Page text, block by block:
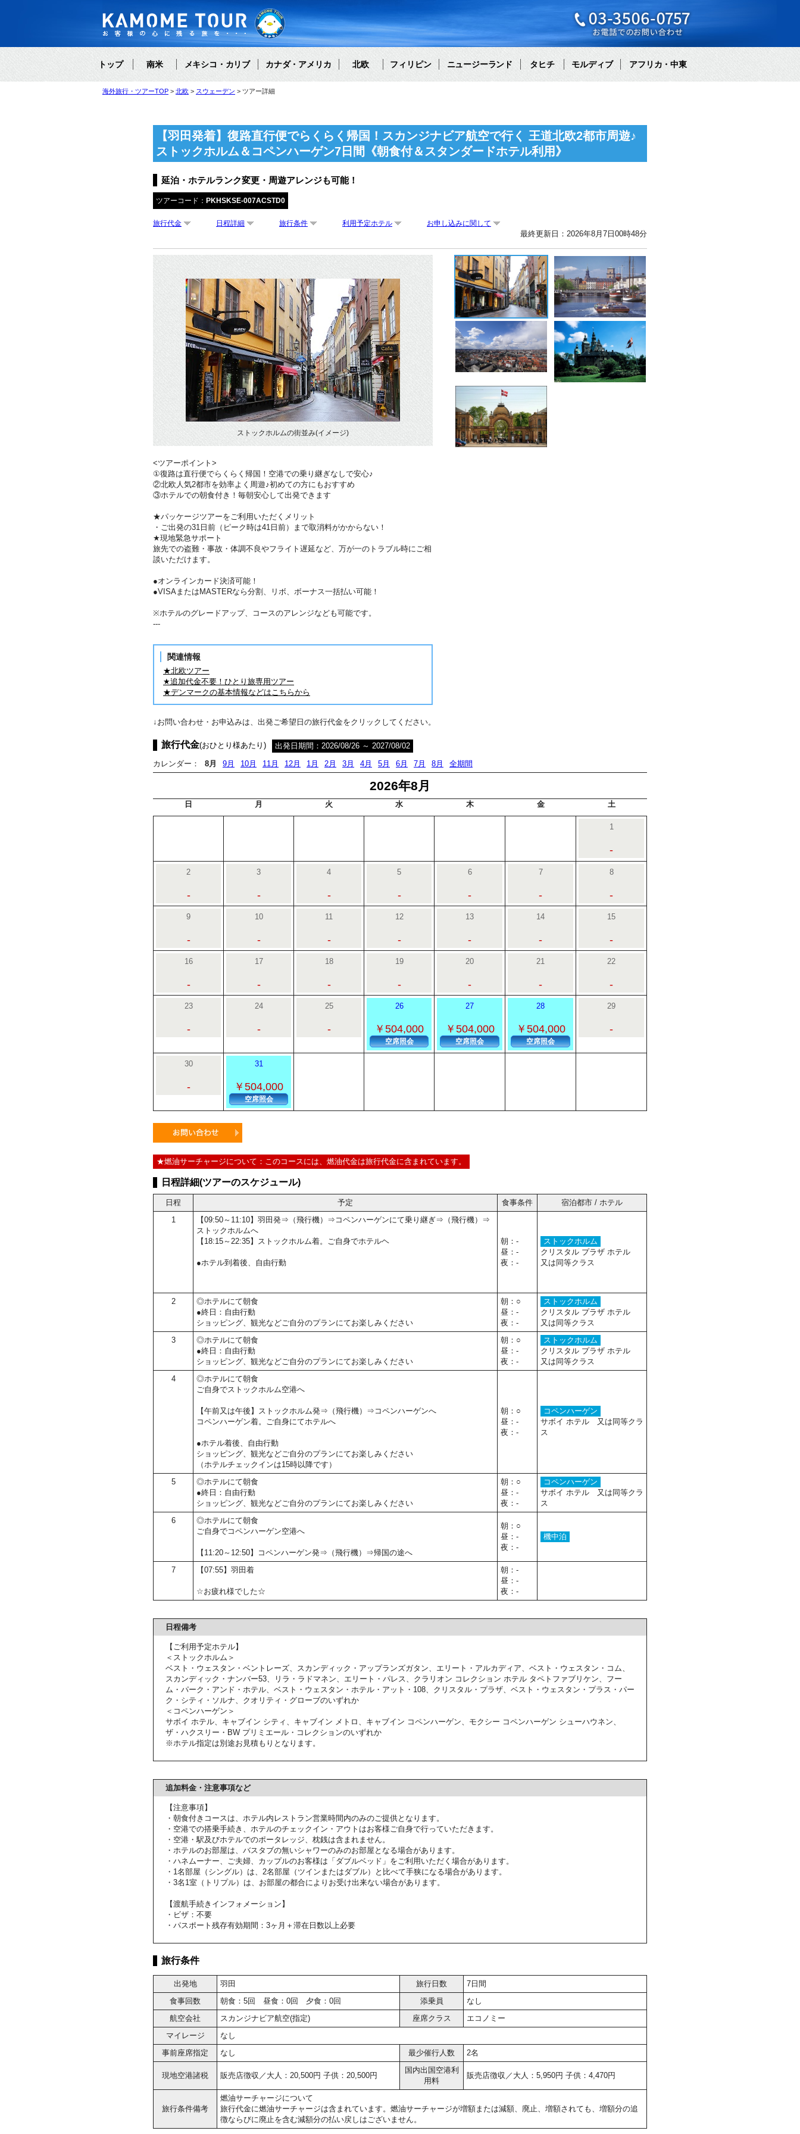
トップ 南米 メキシコ・カリブ カナダ・アメリカ 北欧 フィリピン ニュージーランド タヒチ モルディブ アフリカ・中東
海外旅行・ツアーTOP 北欧 スウェーデン ツアー詳細
【羽田発着】復路直行便でらくらく帰国！スカンジナビア航空で行く 王道北欧2都市周遊♪
ストックホルム＆コペンハーゲン7日間《朝食付＆スタンダードホテル利用》
延泊・ホテルランク変更・周遊アレンジも可能！
ツアーコード： PKHSKSE-007ACSTD0
旅行代金 日程詳細 旅行条件 利用予定ホテル お申し込みに関して
最終更新日：2026年8月7日00時48分
ストックホルムの街並み(イメージ)
<ツアーポイント>
①復路は直行便でらくらく帰国！空港での乗り継ぎなしで安心♪
②北欧人気2都市を効率よく周遊♪初めての方にもおすすめ
③ホテルでの朝食付き！毎朝安心して出発できます
★パッケージツアーをご利用いただくメリット
・ご出発の31日前（ピーク時は41日前）まで取消料がかからない！
★現地緊急サポート
旅先での盗難・事故・体調不良やフライト遅延など、万が一のトラブル時にご相
談いただけます。
●オンラインカード決済可能！
●VISAまたはMASTERなら分割、リボ、ボーナス一括払い可能！
※ホテルのグレードアップ、コースのアレンジなども可能です。
---
関連情報
★北欧ツアー
★追加代金不要！ひとり旅専用ツアー
★デンマークの基本情報などはこちらから
↓お問い合わせ・お申込みは、出発ご希望日の旅行代金をクリックしてください。
旅行代金(おひとり様あたり)
出発日期間：2026/08/26 ～ 2027/08/02
カレンダー：
8月 9月 10月 11月 12月 1月 2月 3月 4月 5月 6月 7月 8月 全期間
2026年8月
日 月 火 水 木 金 土
1
-
2
-
3
-
4
-
5
-
6
-
7
-
8
-
9
-
10
-
11
-
12
-
13
-
14
-
15
-
16
-
17
-
18
-
19
-
20
-
21
-
22
-
23
-
24
-
25
-
26
￥504,000
空席照会
27
￥504,000
空席照会
28
￥504,000
空席照会
29
-
30
-
31
￥504,000
空席照会
★燃油サーチャージについて：このコースには、燃油代金は旅行代金に含まれています。
日程詳細(ツアーのスケジュール)
日程 予定 食事条件
宿泊都市 / ホテル
1
【09:50～11:10】羽田発⇒（飛行機）⇒コペンハーゲンにて乗り継ぎ⇒（飛行機）⇒
ストックホルムへ
【18:15～22:35】ストックホルム着。ご自身でホテルヘ
●ホテル到着後、自由行動
朝：-
昼：-
夜：-
ストックホルム
クリスタル プラザ ホテル
又は同等クラス
2
◎ホテルにて朝食
●終日：自由行動
ショッピング、観光などご自分のプランにてお楽しみください
朝：○
昼：-
夜：-
ストックホルム
クリスタル プラザ ホテル
又は同等クラス
3
◎ホテルにて朝食
●終日：自由行動
ショッピング、観光などご自分のプランにてお楽しみください
朝：○
昼：-
夜：-
ストックホルム
クリスタル プラザ ホテル
又は同等クラス
4
◎ホテルにて朝食
ご自身でストックホルム空港へ
【午前又は午後】ストックホルム発⇒（飛行機）⇒コペンハーゲンへ
コペンハーゲン着。ご自身にてホテルへ
●ホテル着後、自由行動
ショッピング、観光などご自分のプランにてお楽しみください
（ホテルチェックインは15時以降です）
朝：○
昼：-
夜：-
コペンハーゲン
サボイ ホテル 又は同等クラ
ス
5
◎ホテルにて朝食
●終日：自由行動
ショッピング、観光などご自分のプランにてお楽しみください
朝：○
昼：-
夜：-
コペンハーゲン
サボイ ホテル 又は同等クラ
ス
6
◎ホテルにて朝食
ご自身でコペンハーゲン空港へ
【11:20～12:50】コペンハーゲン発⇒（飛行機）⇒帰国の途へ
朝：○
昼：-
夜：-
機中泊
7 【07:55】羽田着
☆お疲れ様でした☆
朝：-
昼：-
夜：-
日程備考
【ご利用予定ホテル】
＜ストックホルム＞
ベスト・ウェスタン・ベントレーズ、スカンディック・アップランズガタン、エリート・アルカディア、ベスト・ウェスタン・コム、
スカンディック・ナンバー53、リラ・ラドマネン、エリート・パレス、クラリオン コレクション ホテル タペトファブリケン、フー
ム・パーク・アンド・ホテル、ベスト・ウェスタン・ホテル・アット・108、クリスタル・プラザ、ベスト・ウェスタン・プラス・パー
ク・シティ・ソルナ、クオリティ・グローブのいずれか
＜コペンハーゲン＞
サボイ ホテル、キャブイン シティ、キャブイン メトロ、キャブイン コペンハーゲン、モクシー コペンハーゲン シューハウネン、
ザ・ハクスリー・BW プリミエール・コレクションのいずれか
※ホテル指定は別途お見積もりとなります。
追加料金・注意事項など
【注意事項】
・朝食付きコースは、ホテル内レストラン営業時間内のみのご提供となります。
・空港での搭乗手続き、ホテルのチェックイン・アウトはお客様ご自身で行っていただきます。
・空港・駅及びホテルでのポータレッジ、枕銭は含まれません。
・ホテルのお部屋は、バスタブの無いシャワーのみのお部屋となる場合があります。
・ハネムーナー、ご夫婦、カップルのお客様は「ダブルベッド」をご利用いただく場合があります。
・1名部屋（シングル）は、2名部屋（ツインまたはダブル）と比べて手狭になる場合があります。
・3名1室（トリプル）は、お部屋の都合によりお受け出来ない場合があります。
【渡航手続きインフォメーション】
・ビザ：不要
・パスポート残存有効期間：3ヶ月＋滞在日数以上必要
旅行条件
出発地 羽田 旅行日数
7日間
食事回数
朝食：5回 昼食：0回 夕食：0回 添乗員
なし
航空会社
スカンジナビア航空(指定) 座席クラス
エコノミー
マイレージ
なし
事前座席指定
なし 最少催行人数 2名
現地空港諸税 販売店徴収／大人：20,500円 子供：20,500円
国内出国空港利
用料
販売店徴収／大人：5,950円 子供：4,470円
旅行条件備考
燃油サーチャージについて
旅行代金に燃油サーチャージは含まれています。燃油サーチャージが増額または減額、廃止、増額されても、増額分の追
徴ならびに廃止を含む減額分の払い戻しはございません。